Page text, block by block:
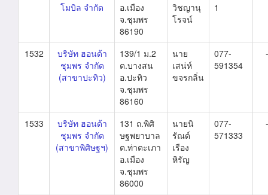
โมบิล จำกัด
อ.เมือง
จ.ชุมพร
86190
วิชญานุ
โรจน์
1
1532
บริษัท ฮอนด้า
ชุมพร จำกัด
(สาขาปะทิว)
139/1 ม.2
ต.บางสน
อ.ปะทิว
จ.ชุมพร
86160
นาย
เสน่ห์
ขจรกลิ่น
077-
591354
-
1533
บริษัท ฮอนด้า
ชุมพร จำกัด
(สาขาพิศิษฐฯ)
131 ถ.พิศิ
ษฐพยาบาล
ต.ท่าตะเภา
อ.เมือง
จ.ชุมพร
86000
นายนิ
รัณด์
เรือง
หิรัญ
077-
571333
-